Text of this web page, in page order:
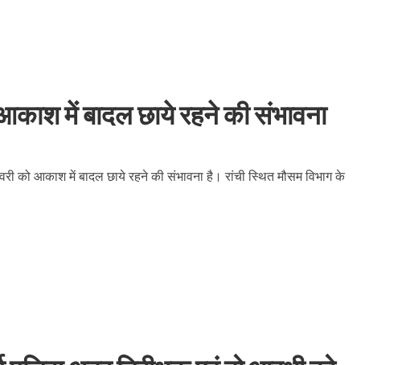
में बादल छाये रहने की संभावना
को आकाश में बादल छाये रहने की संभावना है। रांची स्थित मौसम विभाग के